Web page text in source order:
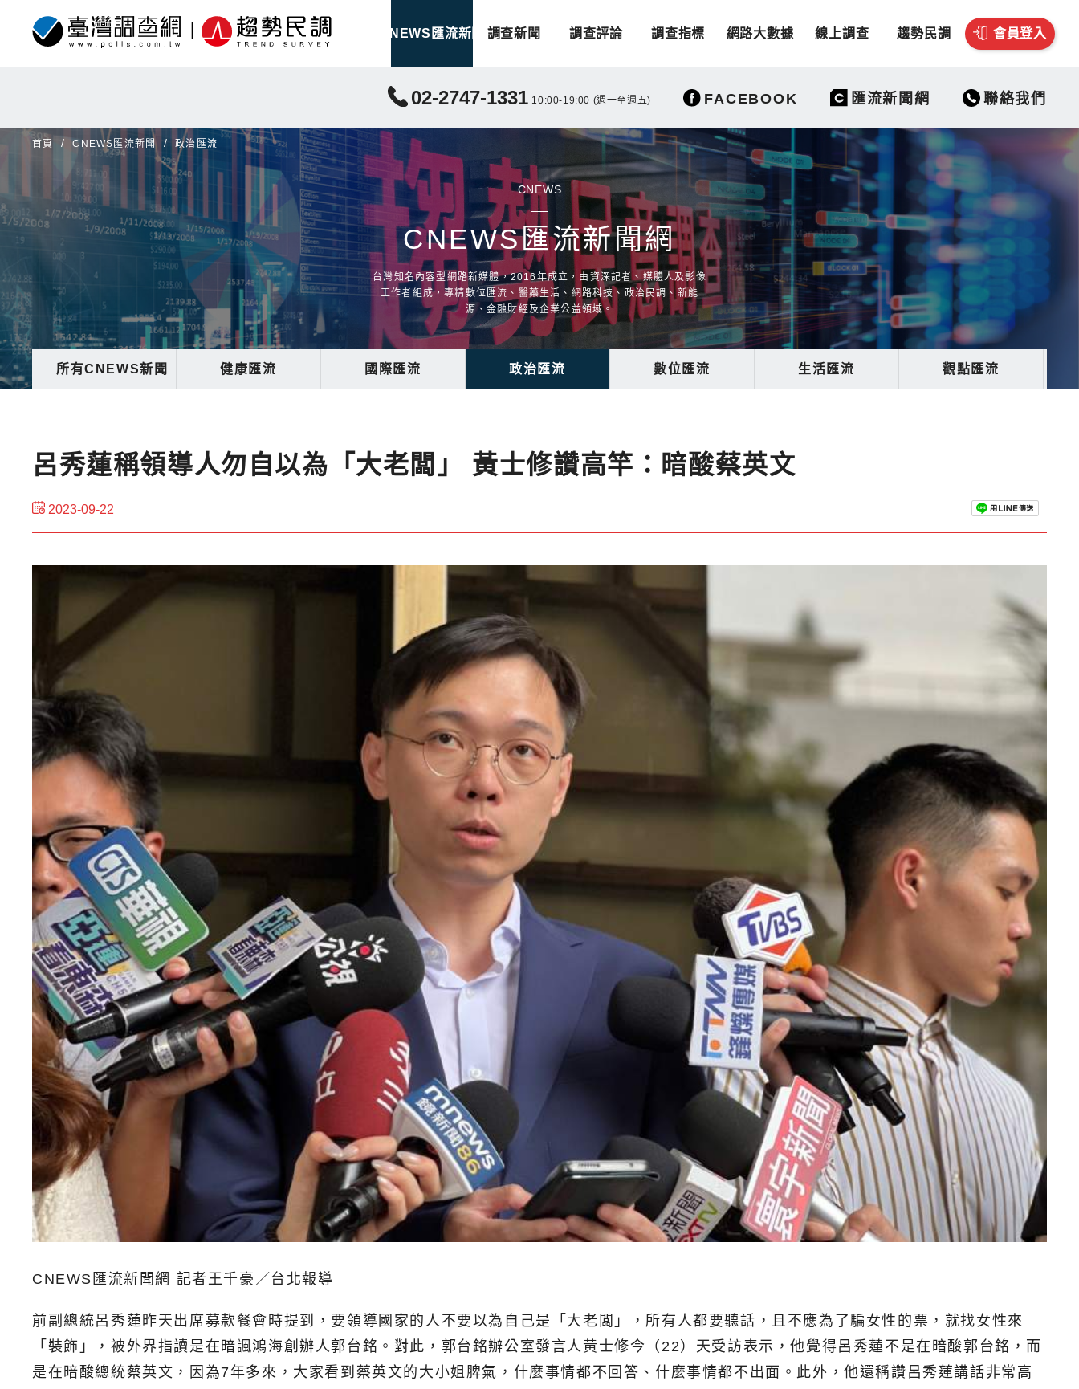
CNEWS匯流新聞 調查新聞 調查評論 調查指標 網路大數據 線上調查 趨勢民調 會員登入
02-2747-1331 10:00-19:00 (週一至週五) FACEBOOK 匯流新聞網 聯絡我們
首頁 CNEWS匯流新聞 政治匯流
CNEWS
CNEWS匯流新聞網
台灣知名內容型網路新媒體，2016年成立，由資深記者、媒體人及影像
工作者組成，專精數位匯流、醫藥生活、網路科技、政治民調、新能
源、金融財經及企業公益領域。
所有CNEWS新聞 健康匯流 國際匯流 政治匯流 數位匯流 生活匯流 觀點匯流
呂秀蓮稱領導人勿自以為「大老闆」 黃士修讚高竿：暗酸蔡英文
2023-09-22
CNEWS匯流新聞網 記者王千豪／台北報導
前副總統呂秀蓮昨天出席募款餐會時提到，要領導國家的人不要以為自己是「大老闆」，所有人都要聽話，且不應為了騙女性的票，就找女性來
「裝飾」，被外界指讀是在暗諷鴻海創辦人郭台銘。對此，郭台銘辦公室發言人黃士修今（22）天受訪表示，他覺得呂秀蓮不是在暗酸郭台銘，而
是在暗酸總統蔡英文，因為7年多來，大家看到蔡英文的大小姐脾氣，什麼事情都不回答、什麼事情都不出面。此外，他還稱讚呂秀蓮講話非常高